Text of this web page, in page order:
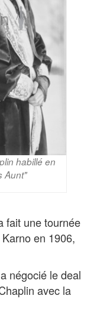
habillé en
Aunt"
fait une tournée
en 1906,
négocié le deal
avec la